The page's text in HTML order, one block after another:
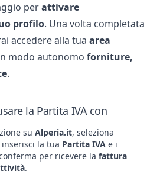
perattivare
profilo. Una volta completata
accedere alla tua area
modo autonomo forniture,
.
la Partita IVA con
su Alperia.it, seleziona
inserisci la tua Partita IVA e i
per ricevere la fattura
.